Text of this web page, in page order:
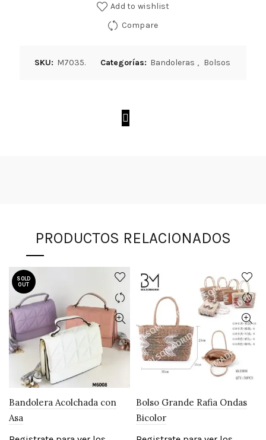
Add to wishlist
Compare
SKU: M7035. Categorías: Bandoleras , Bolsos
PRODUCTOS RELACIONADOS
SOLD
OUT
Bandolera Acolchada con
Asa
Bolso Grande Rafia Ondas
Bicolor